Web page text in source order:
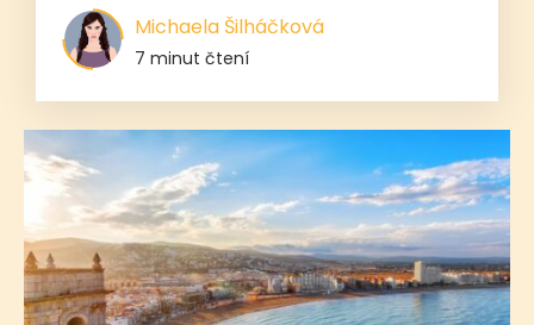
Michaela Šilháčková
7 minut čtení